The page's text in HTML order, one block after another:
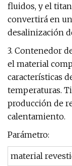
fluidos, y el
convertirá en
desalinización
3. Contenedor
el material
características
temperaturas.
producción de
calentamiento.
Parámetro:
material